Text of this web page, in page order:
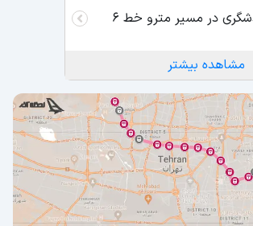
در مسیر مترو خط 6
مشاهده بیشتر